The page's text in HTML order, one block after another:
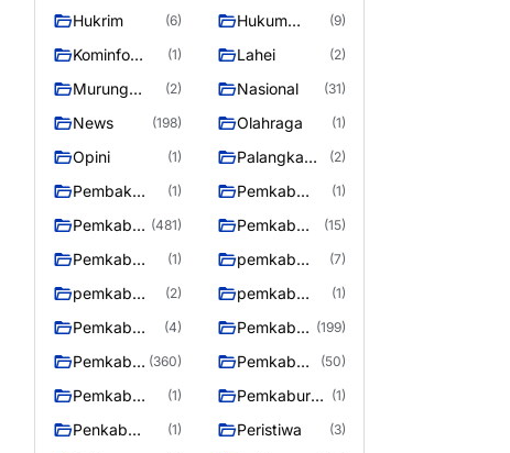
Hukrim (6)
Hukum
(9)
Kominfo
(1) Lahei (2)
Murung
(2) Nasional (31)
News (198) Olahraga (1)
Opini (1)
Palangka
(2)
Pembak
Murung raya
(1)
Pemkab
(1)
Pemkab
Utara
(481)
Pemkab
(15)
Pemkab
(1)
pemkab
(7)
pemkab
(2)
pemkab
Raya
(1)
Pemkab
murung raya
(4)
Pemkab
raya
(199)
Pemkab
Raya
(360)
Pemkab
Raya 4
(50)
Pemkab
(1)
Pemkaburun (1)
Penkab
(1) Peristiwa (3)